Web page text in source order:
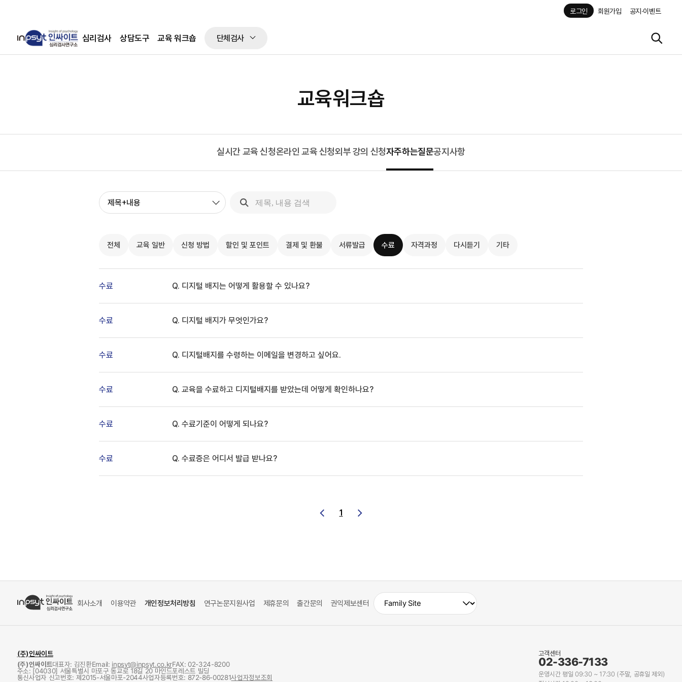
심리검사 상담도구 교육 워크숍 단체검사
로그인 회원가입 공지·이벤트
교육워크숍
실시간 교육 신청온라인 교육 신청외부 강의 신청자주하는질문공지사항
제목+내용
전체 교육 일반 신청 방법 할인 및 포인트 결제 및 환불 서류발급 수료 자격과정 다시듣기 기타
수료 Q. 디지털 배지는 어떻게 활용할 수 있나요?
수료 Q. 디지털 배지가 무엇인가요?
수료 Q. 디지털배지를 수령하는 이메일을 변경하고 싶어요.
수료 Q. 교육을 수료하고 디지털배지를 받았는데 어떻게 확인하나요?
수료 Q. 수료기준이 어떻게 되나요?
수료 Q. 수료증은 어디서 발급 받나요?
1
회사소개 이용약관 개인정보처리방침 연구논문지원사업 제휴문의 출간문의 권익제보센터
(주)인싸이트
(주)인싸이트대표자: 김진환Email: inpsyt@inpsyt.co.krFAX: 02-324-8200
주소: [04030] 서울특별시 마포구 동교로 18길 20 마인드포레스트 빌딩
통신사업자 신고번호: 제2015-서울마포-2044사업자등록번호: 872-86-00281사업자정보조회
고객센터
02-336-7133
운영시간 평일 09:30 ~ 17:30 (주말, 공휴일 제외)